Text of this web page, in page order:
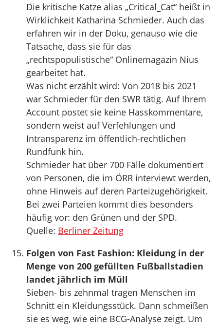
Die kritische Katze alias „Critical_Cat“ heißt in
Wirklichkeit Katharina Schmieder. Auch das
erfahren wir in der Doku, genauso wie die
Tatsache, dass sie für das
„rechtspopulistische“ Onlinemagazin Nius
gearbeitet hat.
Was nicht erzählt wird: Von 2018 bis 2021
war Schmieder für den SWR tätig. Auf Ihrem
Account postet sie keine Hasskommentare,
sondern weist auf Verfehlungen und
Intransparenz im öffentlich-rechtlichen
Rundfunk hin.
Schmieder hat über 700 Fälle dokumentiert
von Personen, die im ÖRR interviewt werden,
ohne Hinweis auf deren Parteizugehörigkeit.
Bei zwei Parteien kommt dies besonders
häufig vor: den Grünen und der SPD.
Quelle: Berliner Zeitung
Folgen von Fast Fashion: Kleidung in der
Menge von 200 gefüllten Fußballstadien
landet jährlich im Müll
Sieben- bis zehnmal tragen Menschen im
Schnitt ein Kleidungsstück. Dann schmeißen
sie es weg, wie eine BCG-Analyse zeigt. Um